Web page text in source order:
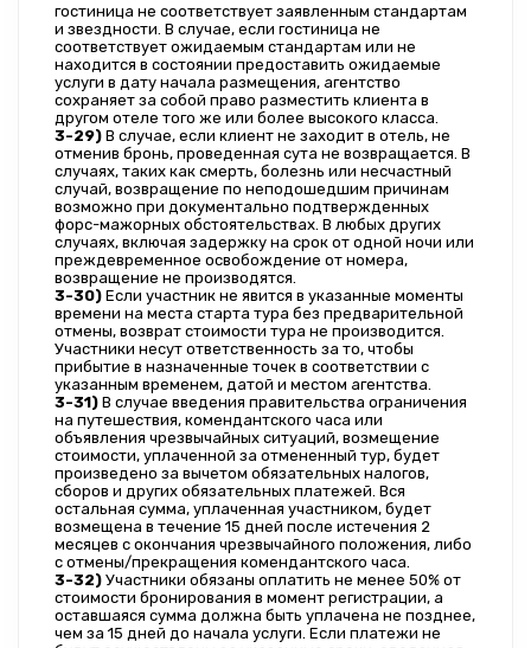
гостиница не соответствует заявленным стандартам
и звездности. В случае, если гостиница не
соответствует ожидаемым стандартам или не
находится в состоянии предоставить ожидаемые
услуги в дату начала размещения, агентство
сохраняет за собой право разместить клиента в
другом отеле того же или более высокого класса.
3-29) В случае, если клиент не заходит в отель, не
отменив бронь, проведенная сута не возвращается. В
случаях, таких как смерть, болезнь или несчастный
случай, возвращение по неподошедшим причинам
возможно при документально подтвержденных
форс-мажорных обстоятельствах. В любых других
случаях, включая задержку на срок от одной ночи или
преждевременное освобождение от номера,
возвращение не производятся.
3-30) Если участник не явится в указанные моменты
времени на места старта тура без предварительной
отмены, возврат стоимости тура не производится.
Участники несут ответственность за то, чтобы
прибытие в назначенные точек в соответствии с
указанным временем, датой и местом агентства.
3-31) В случае введения правительства ограничения
на путешествия, комендантского часа или
объявления чрезвычайных ситуаций, возмещение
стоимости, уплаченной за отмененный тур, будет
произведено за вычетом обязательных налогов,
сборов и других обязательных платежей. Вся
остальная сумма, уплаченная участником, будет
возмещена в течение 15 дней после истечения 2
месяцев с окончания чрезвычайного положения, либо
с отмены/прекращения комендантского часа.
3-32) Участники обязаны оплатить не менее 50% от
стоимости бронирования в момент регистрации, а
оставшаяся сумма должна быть уплачена не позднее,
чем за 15 дней до начала услуги. Если платежи не